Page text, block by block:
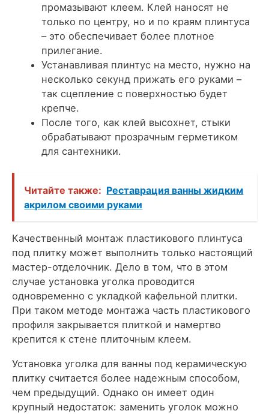
промазывают клеем. Клей наносят не
только по центру, но и по краям плинтуса
– это обеспечивает более плотное
прилегание.
Устанавливая плинтус на место, нужно на
несколько секунд прижать его руками –
так сцепление с поверхностью будет
крепче.
После того, как клей высохнет, стыки
обрабатывают прозрачным герметиком
для сантехники.
Читайте также: Реставрация ванны жидким
акрилом своими руками
Качественный монтаж пластикового плинтуса
под плитку может выполнить только настоящий
мастер-отделочник. Дело в том, что в этом
случае установка уголка проводится
одновременно с укладкой кафельной плитки.
При таком методе монтажа часть пластикового
профиля закрывается плиткой и намертво
крепится к стене плиточным клеем.
Установка уголка для ванны под керамическую
плитку считается более надежным способом,
чем предыдущий. Однако он имеет один
крупный недостаток: заменить уголок можно